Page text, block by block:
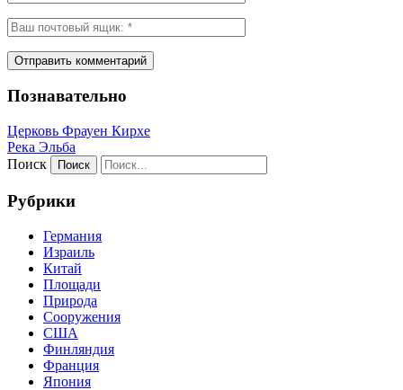
Познавательно
Церковь Фрауен Кирхе
Река Эльба
Поиск
Рубрики
Германия
Израиль
Китай
Площади
Природа
Сооружения
США
Финляндия
Франция
Япония